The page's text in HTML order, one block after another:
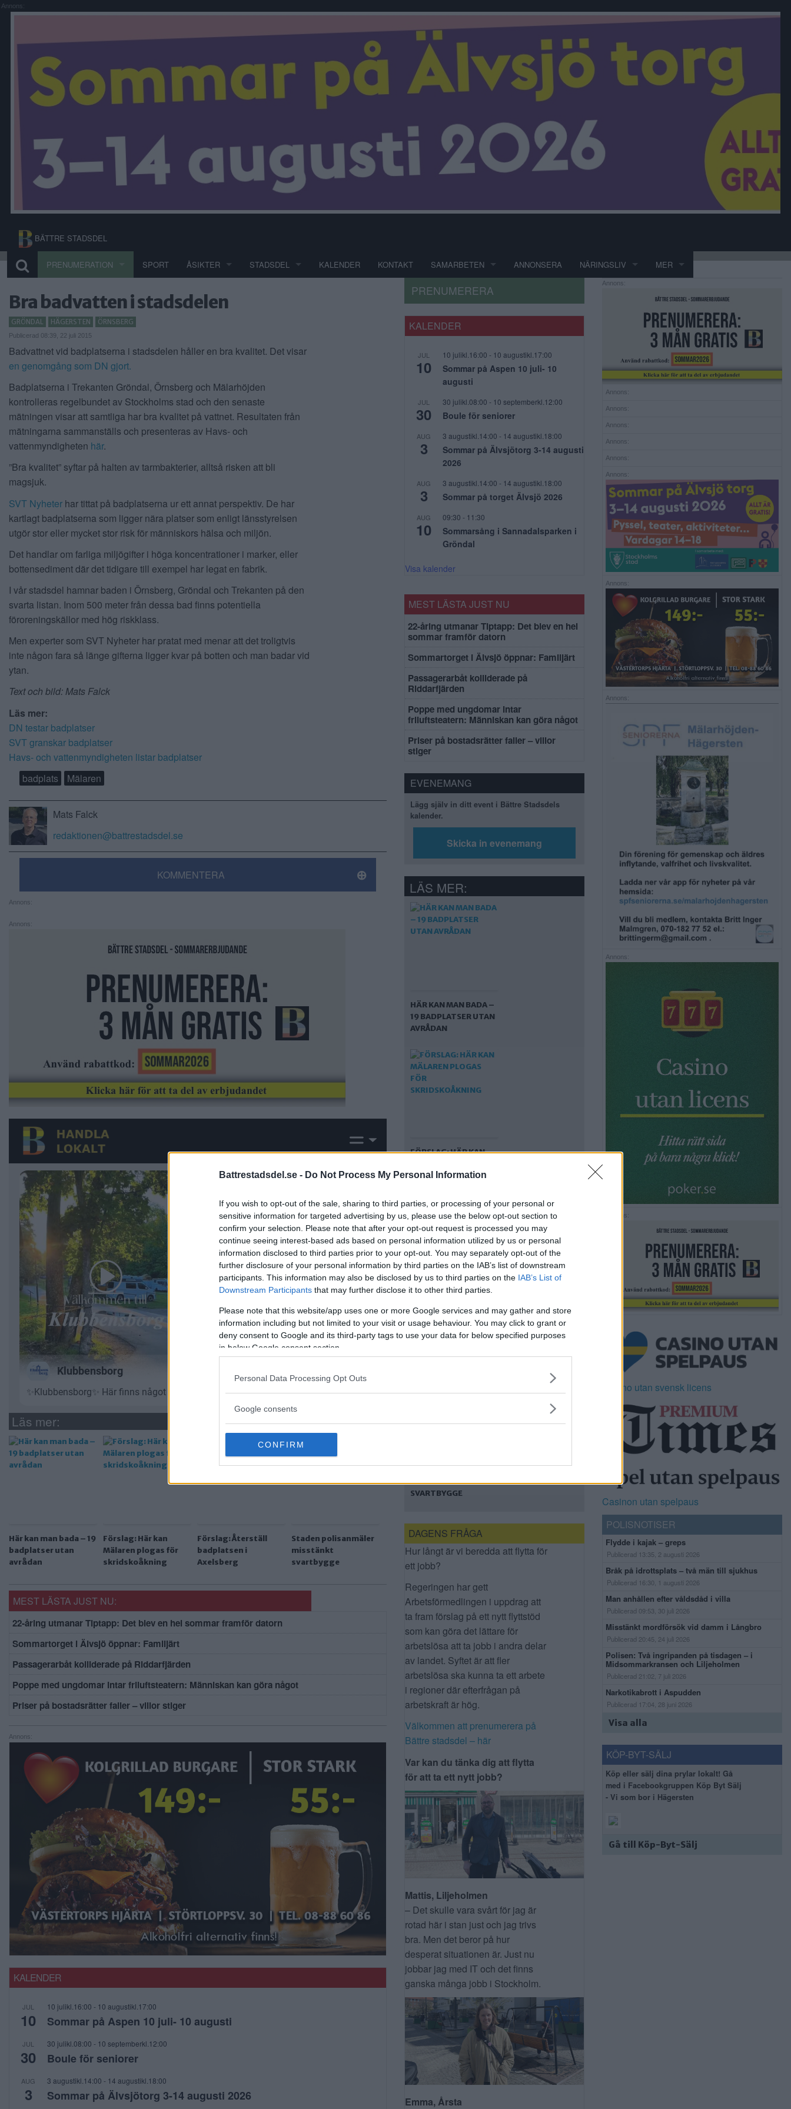
Battrestadsdel.se - Do Not Process My Personal Information
If you wish to opt-out of the sale, sharing to third parties, or processing of your personal or
sensitive information for targeted advertising by us, please use the below opt-out section to
confirm your selection. Please note that after your opt-out request is processed you may
continue seeing interest-based ads based on personal information utilized by us or personal
information disclosed to third parties prior to your opt-out. You may separately opt-out of the
further disclosure of your personal information by third parties on the IAB’s list of downstream
participants. This information may also be disclosed by us to third parties on the IAB’s List of
Downstream Participants that may further disclose it to other third parties.
Please note that this website/app uses one or more Google services and may gather and store
information including but not limited to your visit or usage behaviour. You may click to grant or
deny consent to Google and its third-party tags to use your data for below specified purposes
in below Google consent section.
Personal Data Processing Opt Outs
Google consents
CONFIRM
Annons:
BÄTTRE STADSDEL
PRENUMERATION SPORT ÅSIKTER STADSDEL KALENDER KONTAKT SAMARBETEN ANNONSERA NÄRINGSLIV MER
Bra badvatten i stadsdelen
GRÖNDAL HÄGERSTEN ÖRNSBERG
Publicerad 08:39, 22 juli 2015
Badvattnet vid badplatserna i stadsdelen håller en bra kvalitet. Det visar
en genomgång som DN gjort.
Badplatserna i Trekanten Gröndal, Örnsberg och Mälarhöjden
kontrolleras regelbundet av Stockholms stad och den senaste
mätningen visar att samtliga har bra kvalitet på vattnet. Resultaten från
mätningarna sammanställs och presenteras av Havs- och
vattenmyndigheten här.
”Bra kvalitet” syftar på halten av tarmbakterier, alltså risken att bli
magsjuk.
SVT Nyheter har tittat på badplatserna ur ett annat perspektiv. De har
kartlagt badplatserna som ligger nära platser som enligt länsstyrelsen
utgör stor eller mycket stor risk för människors hälsa och miljön.
Det handlar om farliga miljögifter i höga koncentrationer i marker, eller
bottensediment där det tidigare till exempel har legat en fabrik.
I vår stadsdel hamnar baden i Örnsberg, Gröndal och Trekanten på den
svarta listan. Inom 500 meter från dessa bad finns potentiella
föroreningskällor med hög riskklass.
Men experter som SVT Nyheter har pratat med menar att det troligtvis
inte någon fara så länge gifterna ligger kvar på botten och man badar vid
ytan.
Text och bild: Mats Falck
Läs mer:
DN testar badplatser
SVT granskar badplatser
Havs- och vattenmyndigheten listar badplatser
badplats
Mälaren
Mats Falck
redaktionen@battrestadsdel.se
KOMMENTERA
Annons:
Annons:
Läs mer:
Här kan man bada – 19
badplatser utan
avrådan
Förslag: Här kan
Mälaren plogas för
skridskoåkning
Förslag: Återställ
badplatsen i
Axelsberg
Staden polisanmäler
misstänkt
svartbygge
MEST LÄSTA JUST NU:
22-åring utmanar Tiptapp: Det blev en hel sommar framför datorn
Sommartorget i Älvsjö öppnar: Familjärt
Passagerarbåt kolliderade på Riddarfjärden
Poppe med ungdomar intar friluftsteatern: Människan kan göra något
Priser på bostadsrätter faller – villor stiger
Annons:
KALENDER
JUL
10
10 julikl.16:00 - 10 augustikl.17:00
Sommar på Aspen 10 juli- 10 augusti
JUL
30
30 julikl.08:00 - 10 septemberkl.12:00
Boule för seniorer
AUG
3
3 augustikl.14:00 - 14 augustikl.18:00
Sommar på Älvsjötorg 3-14 augusti 2026
PRENUMERERA
KALENDER
JUL
10
10 julikl.16:00 - 10 augustikl.17:00
Sommar på Aspen 10 juli- 10
augusti
JUL
30
30 julikl.08:00 - 10 septemberkl.12:00
Boule för seniorer
AUG
3
3 augustikl.14:00 - 14 augustikl.18:00
Sommar på Älvsjötorg 3-14 augusti
2026
AUG
3
3 augustikl.14:00 - 14 augustikl.18:00
Sommar på torget Älvsjö 2026
AUG
10
09:30 - 11:30
Sommarsång i Sannadalsparken i
Gröndal
Visa kalender
MEST LÄSTA JUST NU
22-åring utmanar Tiptapp: Det blev en hel
sommar framför datorn
Sommartorget i Älvsjö öppnar: Familjärt
Passagerarbåt kolliderade på
Riddarfjärden
Poppe med ungdomar intar
friluftsteatern: Människan kan göra något
Priser på bostadsrätter faller – villor
stiger
EVENEMANG
Lägg själv in ditt event i Bättre Stadsdels
kalender.
Skicka in evenemang
LÄS MER:
HÄR KAN MAN BADA –
19 BADPLATSER UTAN
AVRÅDAN
FÖRSLAG: HÄR KAN
FÖR
FÖRSLAG: ÅTERSTÄLL
BADPLATSEN I
AXELSBERG
MISSTÄNKT
SVARTBYGGE
DAGENS FRÅGA
Hur långt är vi beredda att flytta för
ett jobb?
Regeringen har gett
Arbetsförmedlingen i uppdrag att
ta fram förslag på ett nytt flyttstöd
som kan göra det lättare för
arbetslösa att ta jobb i andra delar
av landet. Syftet är att fler
arbetslösa ska kunna ta ett arbete
i regioner där efterfrågan på
arbetskraft är hög.
Välkommen att prenumerera på
Bättre stadsdel – här
Var kan du tänka dig att flytta
för att ta ett nytt jobb?
Mattis, Liljeholmen
– Det skulle vara svårt för jag är
rotad här i stan just och jag trivs
bra. Men det beror på hur
desperat situationen är. Just nu
jobbar jag med IT och det finns
ganska många jobb i Stockholm.
Emma, Årsta
Annons:
Annons:
Annons:
Annons:
Annons:
Annons:
Annons:
Annons:
Annons:
Annons:
Annons:
Casino utan svensk licens
Casinon utan spelpaus
POLISNOTISER
Flydde i kajak – greps
Publicerad 13:35, 2 augusti 2026
Bråk på idrottsplats – två män till sjukhus
Publicerad 16:30, 1 augusti 2026
Man anhållen efter våldsdåd i villa
Publicerad 09:53, 30 juli 2026
Misstänkt mordförsök vid damm i Långbro
Publicerad 20:45, 24 juli 2026
Polisen: Två ingripanden på tisdagen – i
Midsommarkransen och Liljeholmen
Publicerad 21:02, 7 juli 2026
Narkotikabrott i Aspudden
Publicerad 17:04, 28 juni 2026
Visa alla
KÖP-BYT-SÄLJ
Köp eller sälj dina prylar lokalt! Gå
med i Facebookgruppen Köp Byt Sälj
- Vi som bor i Hägersten
Gå till Köp-Byt-Sälj